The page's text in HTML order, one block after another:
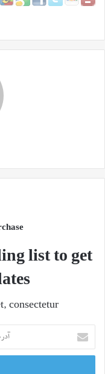
list to get
consectetur.
ایمیل
خود